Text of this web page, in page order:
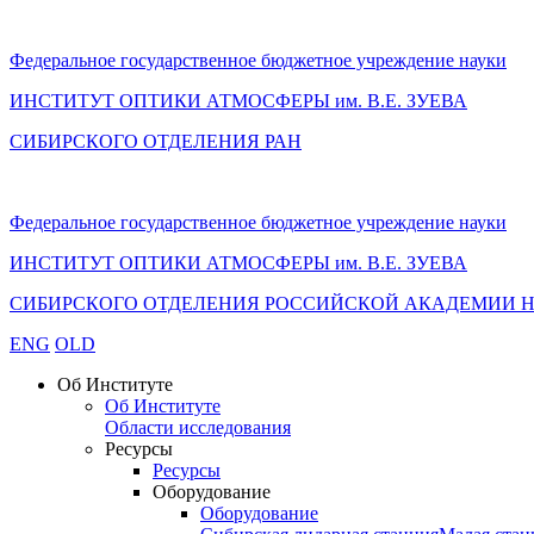
Федеральное государственное бюджетное учреждение науки
ИНСТИТУТ ОПТИКИ АТМОСФЕРЫ им. В.Е. ЗУЕВА
СИБИРСКОГО ОТДЕЛЕНИЯ РАН
Федеральное государственное бюджетное учреждение науки
ИНСТИТУТ ОПТИКИ АТМОСФЕРЫ им. В.Е. ЗУЕВА
СИБИРСКОГО ОТДЕЛЕНИЯ РОССИЙСКОЙ АКАДЕМИИ
ENG OLD
Об Институте
Об Институте
Области исследования
Ресурсы
Ресурсы
Оборудование
Оборудование